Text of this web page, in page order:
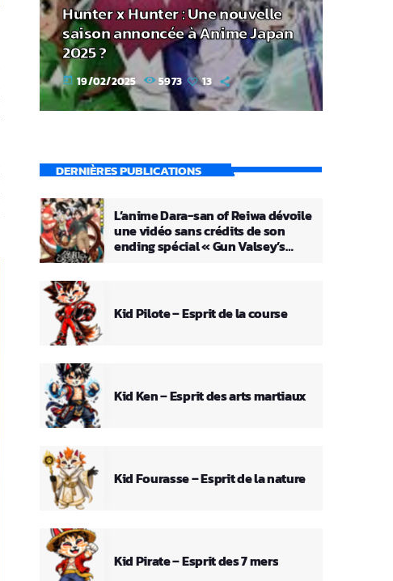
Hunter x Hunter : Une nouvelle
saison annoncée à Anime Japan
2025 ?
today 19/02/2025 5973 13
DERNIÈRES PUBLICATIONS
L’anime Dara-san of Reiwa dévoile
une vidéo sans crédits de son
ending spécial « Gun Valsey’s
Kid Pilote – Esprit de la course
Kid Ken – Esprit des arts martiaux
Kid Fourasse – Esprit de la nature
Kid Pirate – Esprit des 7 mers